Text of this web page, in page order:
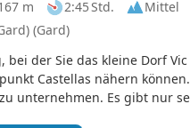
m 2:45 Std.
Mittel
(Gard)
bei der Sie das kleine Dorf
Castellas nähern
unternehmen. Es gibt nur